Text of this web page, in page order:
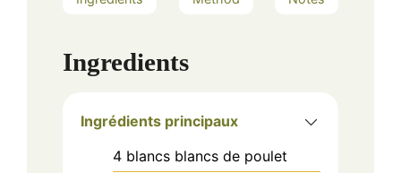
Ingredients
Ingrédients principaux
4 blancs blancs de poulet